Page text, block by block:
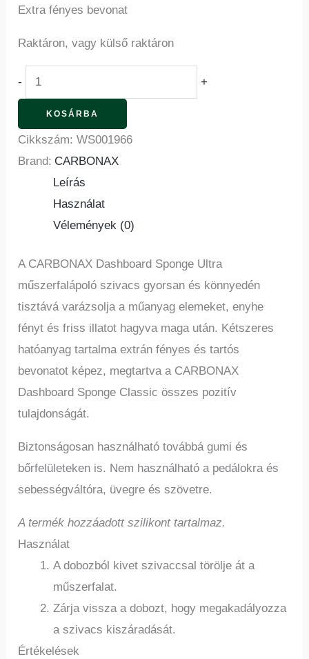
Extra fényes bevonat
Raktáron, vagy külső raktáron
- +
KOSÁRBA
Cikkszám:WS001966
Brand: CARBONAX
Leírás
Használat
Vélemények (0)
A CARBONAX Dashboard Sponge Ultra
műszerfalápoló szivacs gyorsan és könnyedén
tisztává varázsolja a műanyag elemeket, enyhe
fényt és friss illatot hagyva maga után. Kétszeres
hatóanyag tartalma extrán fényes és tartós
bevonatot képez, megtartva a CARBONAX
Dashboard Sponge Classic összes pozitív
tulajdonságát.
Biztonságosan használható továbbá gumi és
bőrfelületeken is. Nem használható a pedálokra és
sebességváltóra, üvegre és szövetre.
A termék hozzáadott szilikont tartalmaz.
Használat
A dobozból kivet szivaccsal törölje át a
műszerfalat.
Zárja vissza a dobozt, hogy megakadályozza
a szivacs kiszáradását.
Értékelések